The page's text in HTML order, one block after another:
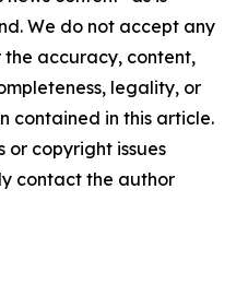
We do not accept any
accuracy, content,
legality, or
contained in this article.
or copyright issues
contact the author